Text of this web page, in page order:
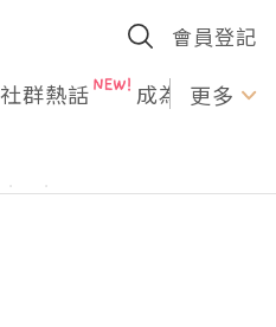
會員登記
社群熱話 成為U更多